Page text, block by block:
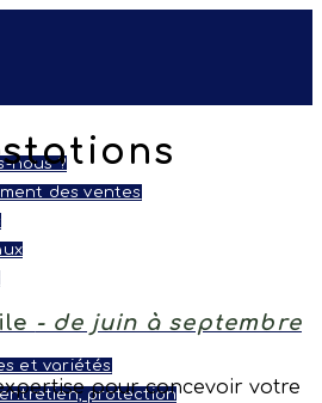
nous ?
des ventes
et variétés
protection
- de juin à septembre
pour concevoir votre